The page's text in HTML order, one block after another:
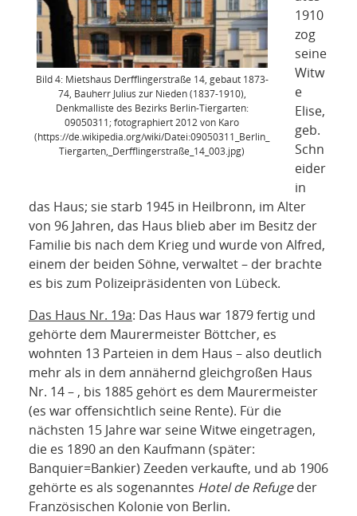
Bild 4: Mietshaus Derfflingerstraße 14, gebaut 1873-
74, Bauherr Julius zur Nieden (1837-1910),
Denkmalliste des Bezirks Berlin-Tiergarten:
09050311; fotographiert 2012 von Karo
(https://de.wikipedia.org/wiki/Datei:09050311_Berlin_
Tiergarten,_Derfflingerstraße_14_003.jpg)
1910
zog
seine
Witw
e
Elise,
geb.
Schn
eider
in
das Haus; sie starb 1945 in Heilbronn, im Alter
von 96 Jahren, das Haus blieb aber im Besitz der
Familie bis nach dem Krieg und wurde von Alfred,
einem der beiden Söhne, verwaltet – der brachte
es bis zum Polizeipräsidenten von Lübeck.
Das Haus Nr. 19a: Das Haus war 1879 fertig und
gehörte dem Maurermeister Böttcher, es
wohnten 13 Parteien in dem Haus – also deutlich
mehr als in dem annähernd gleichgroßen Haus
Nr. 14 – , bis 1885 gehört es dem Maurermeister
(es war offensichtlich seine Rente). Für die
nächsten 15 Jahre war seine Witwe eingetragen,
die es 1890 an den Kaufmann (später:
Banquier=Bankier) Zeeden verkaufte, und ab 1906
gehörte es als sogenanntes Hotel de Refugeder
Französischen Kolonie von Berlin.